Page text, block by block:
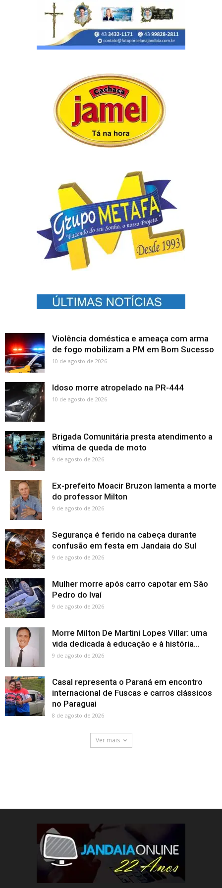
Violência doméstica e ameaça com arma
de fogo mobilizam a PM em Bom Sucesso
10 de agosto de 2026
Idoso morre atropelado na PR-444
10 de agosto de 2026
Brigada Comunitária presta atendimento a
vítima de queda de moto
9 de agosto de 2026
Ex-prefeito Moacir Bruzon lamenta a morte
do professor Milton
9 de agosto de 2026
Segurança é ferido na cabeça durante
confusão em festa em Jandaia do Sul
9 de agosto de 2026
Mulher morre após carro capotar em São
Pedro do Ivaí
9 de agosto de 2026
Morre Milton De Martini Lopes Villar: uma
vida dedicada à educação e à história...
9 de agosto de 2026
Casal representa o Paraná em encontro
internacional de Fuscas e carros clássicos
no Paraguai
8 de agosto de 2026
Ver mais